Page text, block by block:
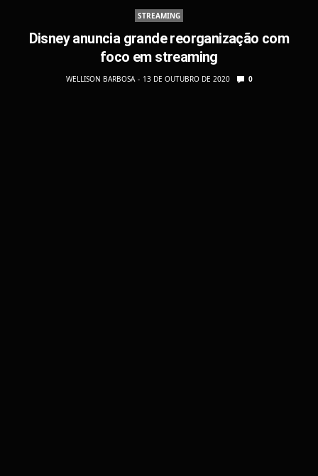
STREAMING
Disney anuncia grande reorganização com
foco em streaming
WELLISON BARBOSA 13 DE OUTUBRO DE 2020 0